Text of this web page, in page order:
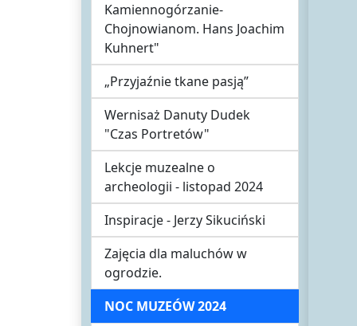
Kamiennogórzanie-
Chojnowianom. Hans Joachim
Kuhnert"
„Przyjaźnie tkane pasją”
Wernisaż Danuty Dudek
"Czas Portretów"
Lekcje muzealne o
archeologii - listopad 2024
Inspiracje - Jerzy Sikuciński
Zajęcia dla maluchów w
ogrodzie.
NOC MUZEÓW 2024